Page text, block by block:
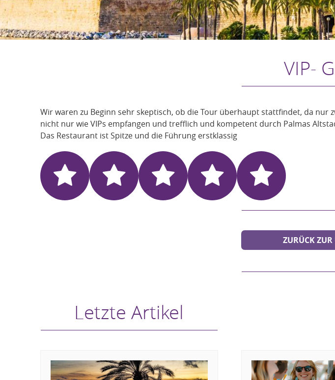
VIP-
Wir waren zu Beginn sehr skeptisch, ob die Tour überhaupt stattfindet, da
nicht nur wie VIPs empfangen und trefflich und kompetent durch Palmas
Das Restaurant ist Spitze und die Führung erstklassig
ZURÜCK ZUR
Letzte Artikel